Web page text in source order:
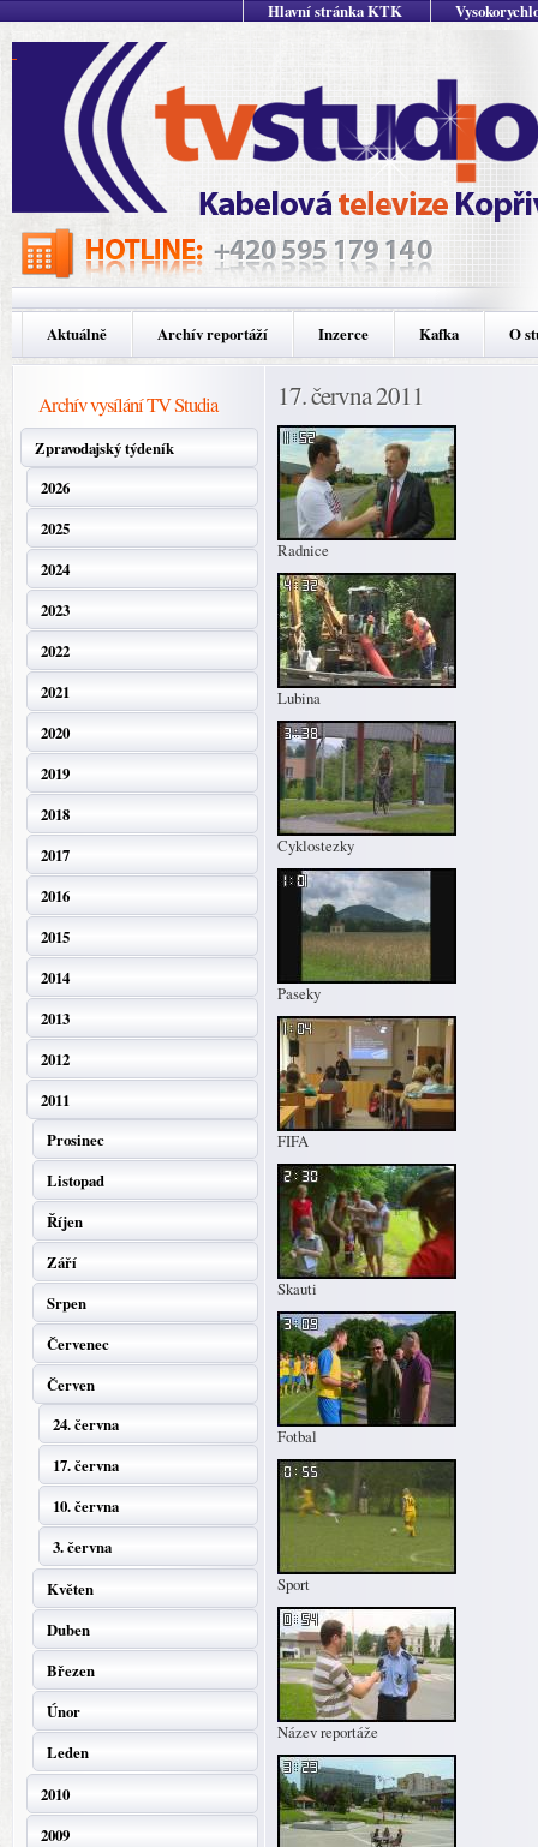
Hlavní stránka KTK
Aktuálně Archív reportáží Inzerce Kafka O
Archív vysílání TV Studia
Zpravodajský týdeník
2026
2025
2024
2023
2022
2021
2020
2019
2018
2017
2016
2015
2014
2013
2012
2011
Prosinec
Listopad
Říjen
Září
Srpen
Červenec
Červen
24. června
17. června
10. června
3. června
Květen
Duben
Březen
Únor
Leden
2010
2009
17. června 2011
Radnice
Lubina
Cyklostezky
Paseky
FIFA
Skauti
Fotbal
Sport
Název reportáže